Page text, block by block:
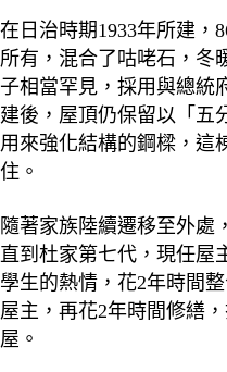
在日治時期1933年所建，
所有，混合了咕咾石，冬
子相當罕見，採用與總統
建後，屋頂仍保留以「五
用來強化結構的鋼樑，這
住。
隨著家族陸續遷移至外處
直到杜家第七代，現任屋
學生的熱情，花2年時間
屋主，再花2年時間修繕
屋。